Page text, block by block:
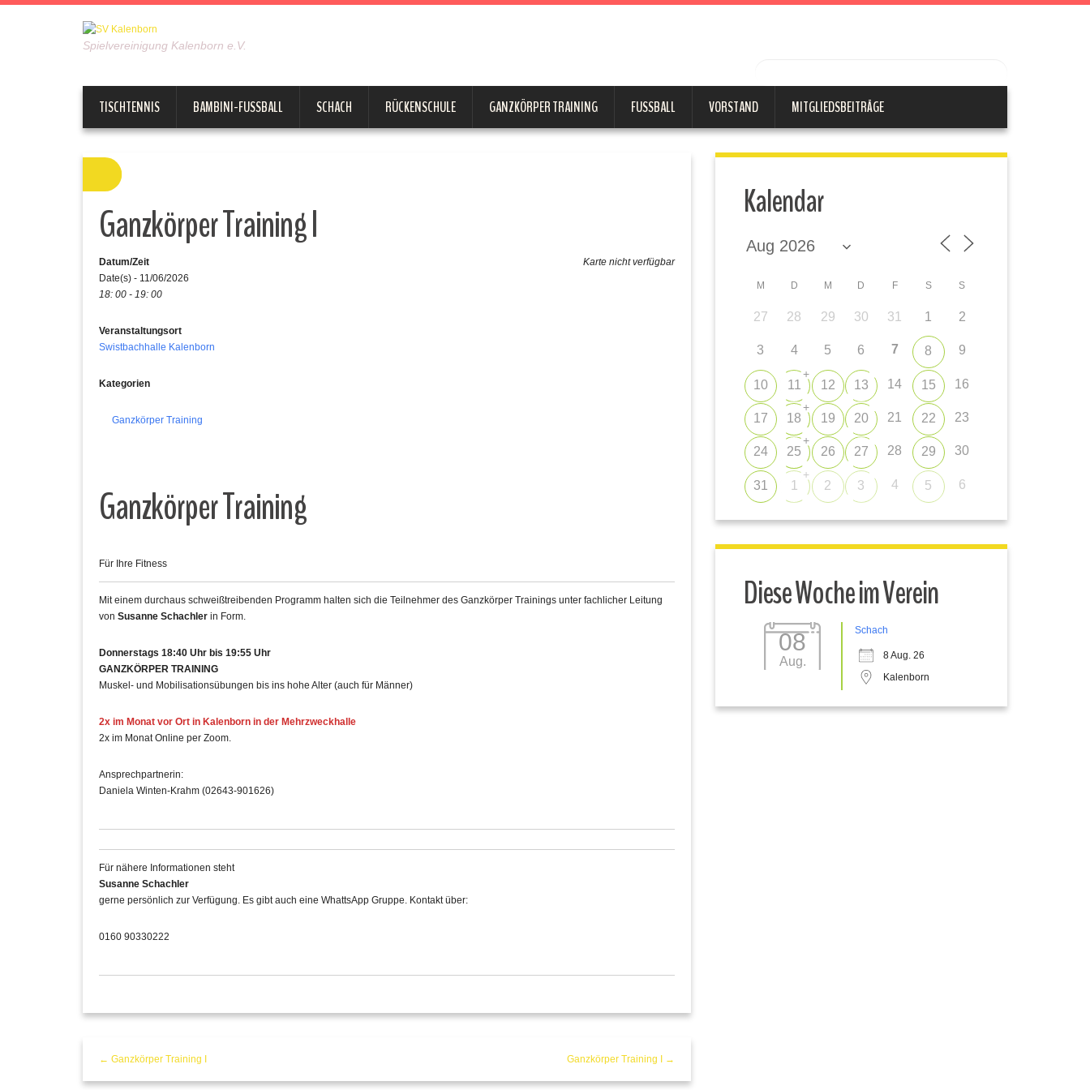
Spielvereinigung Kalenborn e.V.
TISCHTENNIS BAMBINI-FUSSBALL SCHACH RÜCKENSCHULE GANZKÖRPER TRAINING FUSSBALL VORSTAND MITGLIEDSBEITRÄGE
Ganzkörper Training I
Karte nicht verfügbar
Datum/Zeit
Date(s) - 11/06/2026
18: 00 - 19: 00
Veranstaltungsort
Swistbachhalle Kalenborn
Kategorien
Ganzkörper Training
Ganzkörper Training
Für Ihre Fitness
Mit einem durchaus schweißtreibenden Programm halten sich die Teilnehmer des Ganzkörper Trainings unter fachlicher Leitung
von Susanne Schachler in Form.
Donnerstags 18:40 Uhr bis 19:55 Uhr
GANZKÖRPER TRAINING
Muskel- und Mobilisationsübungen bis ins hohe Alter (auch für Männer)
2x im Monat vor Ort in Kalenborn in der Mehrzweckhalle
2x im Monat Online per Zoom.
Ansprechpartnerin:
Daniela Winten-Krahm (02643-901626)
Für nähere Informationen steht
Susanne Schachler
gerne persönlich zur Verfügung. Es gibt auch eine WhattsApp Gruppe. Kontakt über:
0160 90330222
← Ganzkörper Training I Ganzkörper Training I →
Kalendar
M D M D F S S
27 28 29 30 31 1 2
3 4 5 6 7 8 9
10 11
+
12 13 14 15 16
17 18
+
19 20 21 22 23
24 25
+
26 27 28 29 30
31 1
+
2 3 4 5 6
Diese Woche im Verein
08
Aug.
Schach
8 Aug. 26
Kalenborn